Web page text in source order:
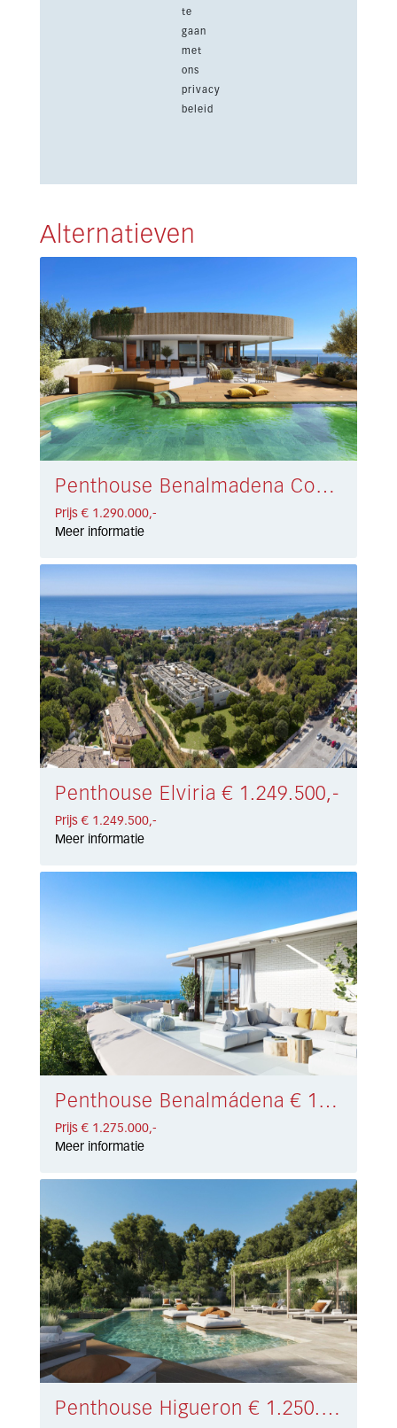
te
gaan
met
ons
privacy
beleid
Alternatieven
Penthouse Benalmadena Costa € 1.290.000,-
Prijs € 1.290.000,-
Meer informatie
Penthouse Elviria € 1.249.500,-
Prijs € 1.249.500,-
Meer informatie
Penthouse Benalmádena € 1.275.000,-
Prijs € 1.275.000,-
Meer informatie
Penthouse Higueron € 1.250.000,-